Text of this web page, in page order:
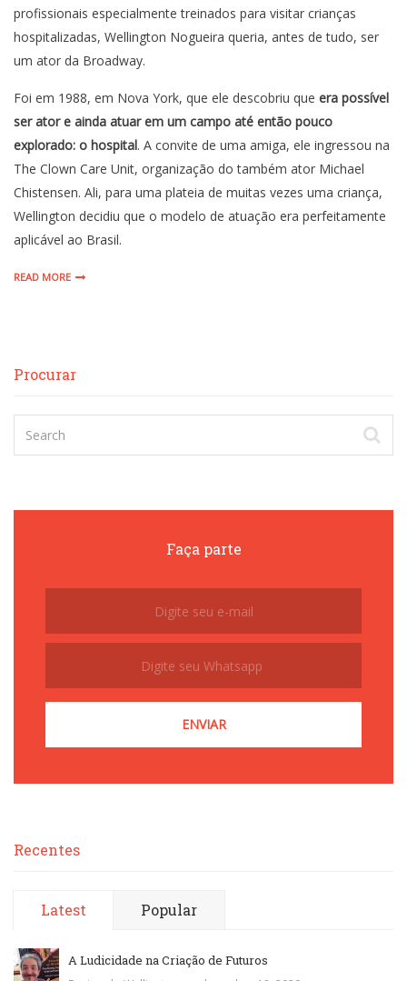
profissionais especialmente treinados para visitar crianças
hospitalizadas, Wellington Nogueira queria, antes de tudo, ser
um ator da Broadway.
Foi em 1988, em Nova York, que ele descobriu que era possível
ser ator e ainda atuar em um campo até então pouco
explorado: o hospital. A convite de uma amiga, ele ingressou na
The Clown Care Unit, organização do também ator Michael
Chistensen. Ali, para uma plateia de muitas vezes uma criança,
Wellington decidiu que o modelo de atuação era perfeitamente
aplicável ao Brasil.
READ MORE
Procurar
Faça parte
Recentes
Latest Popular
A Ludicidade na Criação de Futuros